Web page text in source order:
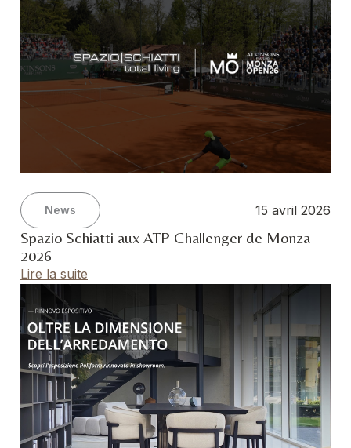
News 15 avril 2026
Spazio Schiatti aux ATP Challenger de Monza
2026
Lire la suite